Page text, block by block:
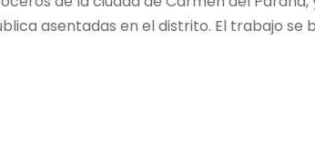
asentadas en el distrito. El trabajo se